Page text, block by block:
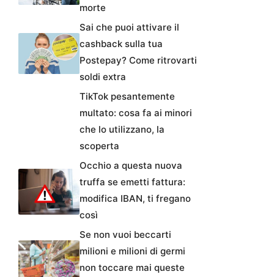
morte
Sai che puoi attivare il
cashback sulla tua
Postepay? Come ritrovarti
soldi extra
TikTok pesantemente
multato: cosa fa ai minori
che lo utilizzano, la
scoperta
Occhio a questa nuova
truffa se emetti fattura:
modifica IBAN, ti fregano
così
Se non vuoi beccarti
milioni e milioni di germi
non toccare mai queste